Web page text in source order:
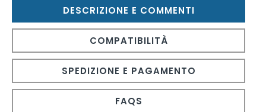
DESCRIZIONE E COMMENTI
COMPATIBILITÀ
SPEDIZIONE E PAGAMENTO
FAQS